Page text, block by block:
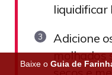
liquidificar
Adicione
molhados
Baixe o Guia de